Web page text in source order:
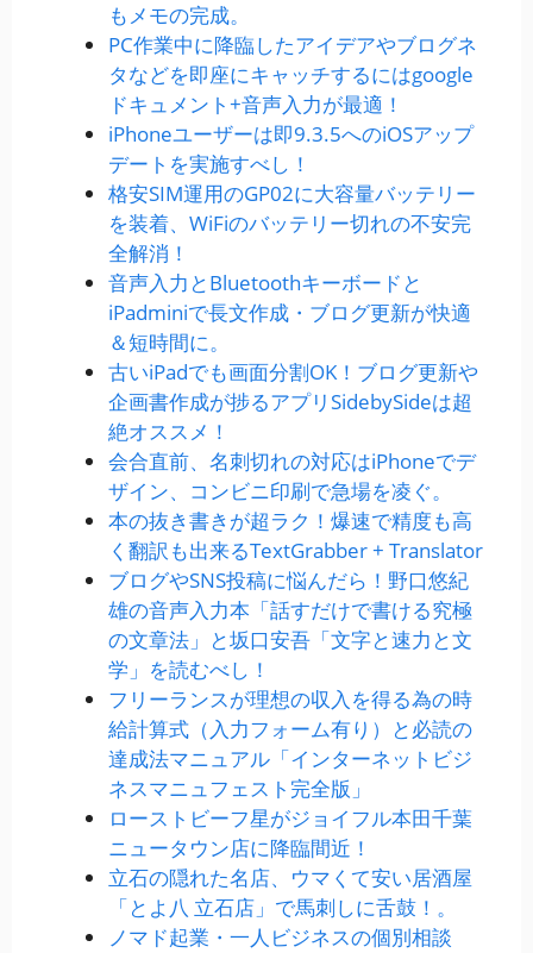
もメモの完成。
PC作業中に降臨したアイデアやブログネ
タなどを即座にキャッチするにはgoogle
ドキュメント+音声入力が最適！
iPhoneユーザーは即9.3.5へのiOSアップ
デートを実施すべし！
格安SIM運用のGP02に大容量バッテリー
を装着、WiFiのバッテリー切れの不安完
全解消！
音声入力とBluetoothキーボードと
iPadminiで長文作成・ブログ更新が快適
＆短時間に。
古いiPadでも画面分割OK！ブログ更新や
企画書作成が捗るアプリSidebySideは超
絶オススメ！
会合直前、名刺切れの対応はiPhoneでデ
ザイン、コンビニ印刷で急場を凌ぐ。
本の抜き書きが超ラク！爆速で精度も高
く翻訳も出来るTextGrabber + Translator
ブログやSNS投稿に悩んだら！野口悠紀
雄の音声入力本「話すだけで書ける究極
の文章法」と坂口安吾「文字と速力と文
学」を読むべし！
フリーランスが理想の収入を得る為の時
給計算式（入力フォーム有り）と必読の
達成法マニュアル「インターネットビジ
ネスマニュフェスト完全版」
ローストビーフ星がジョイフル本田千葉
ニュータウン店に降臨間近！
立石の隠れた名店、ウマくて安い居酒屋
「とよ八 立石店」で馬刺しに舌鼓！。
ノマド起業・一人ビジネスの個別相談